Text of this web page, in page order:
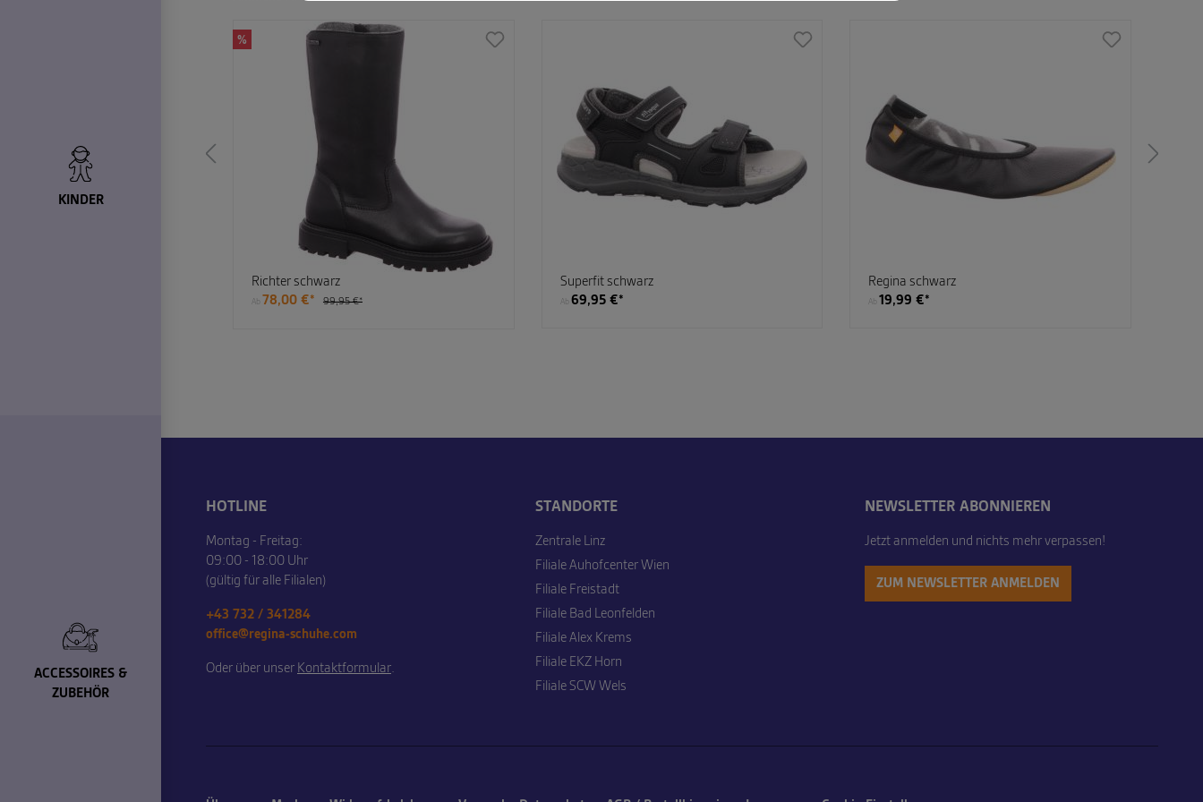
KINDER
ACCESSOIRES &
ZUBEHÖR
%
Richter schwarz
Ab 78,00 €* 99,95 €*
Superfit schwarz
Ab 69,95 €*
Regina schwarz
Ab 19,99 €*
HOTLINE
Montag - Freitag:
09:00 - 18:00 Uhr
(gültig für alle Filialen)
+43 732 / 341284
office@regina-schuhe.com
Oder über unser Kontaktformular.
STANDORTE
Zentrale Linz
Filiale Auhofcenter Wien
Filiale Freistadt
Filiale Bad Leonfelden
Filiale Alex Krems
Filiale EKZ Horn
Filiale SCW Wels
NEWSLETTER ABONNIEREN
Jetzt anmelden und nichts mehr verpassen!
ZUM NEWSLETTER ANMELDEN